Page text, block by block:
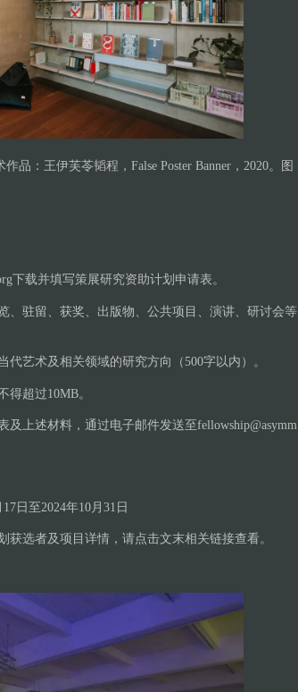
品：王伊芙苓韬程，False Poster Banner，2020。图
下载并填写策展研究资助计划申请表。
驻留、获奖、出版物、公共项目、演讲、研讨会等
艺术及相关领域的研究方向（500字以内）。
得超过10MB。
上述材料，通过电子邮件发送至fellowship@asymm
日至2024年10月31日
获选者及项目详情，请点击文末相关链接查看。